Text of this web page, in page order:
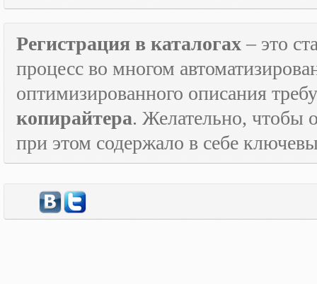
Регистрация в каталогах– это
процесс во многом
оптимизированного описания
копирайтера. Желательно, чтобы
при этом содержало в себе